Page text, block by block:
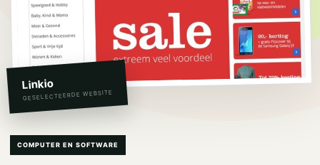
Linkio
GESELECTEERDE WEBSITE
COMPUTER EN SOFTWARE